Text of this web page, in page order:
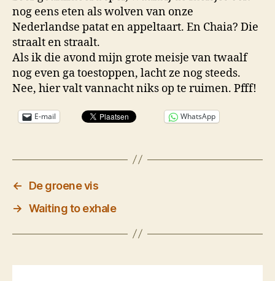
nog eens eten als wolven van onze
Nederlandse patat en appeltaart. En Chaia? Die
straalt en straalt.
Als ik die avond mijn grote meisje van twaalf
nog even ga toestoppen, lacht ze nog steeds.
Nee, hier valt vannacht niks op te ruimen. Pfff!
E-mail WhatsApp
←
De groene vis
→ Waiting to exhale